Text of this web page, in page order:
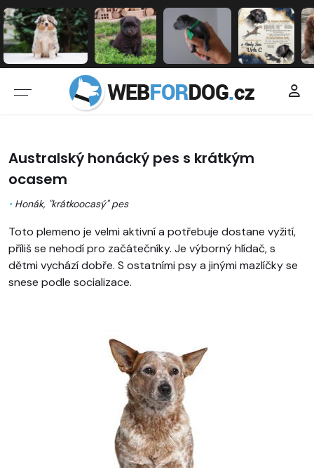
Australský honácký pes s krátkým
ocasem
• Honák, "krátkoocasý" pes
Toto plemeno je velmi aktivní a potřebuje dostane vyžití,
příliš se nehodí pro začátečníky. Je výborný hlídač, s
dětmi vychází dobře. S ostatními psy a jinými mazlíčky se
snese podle socializace.